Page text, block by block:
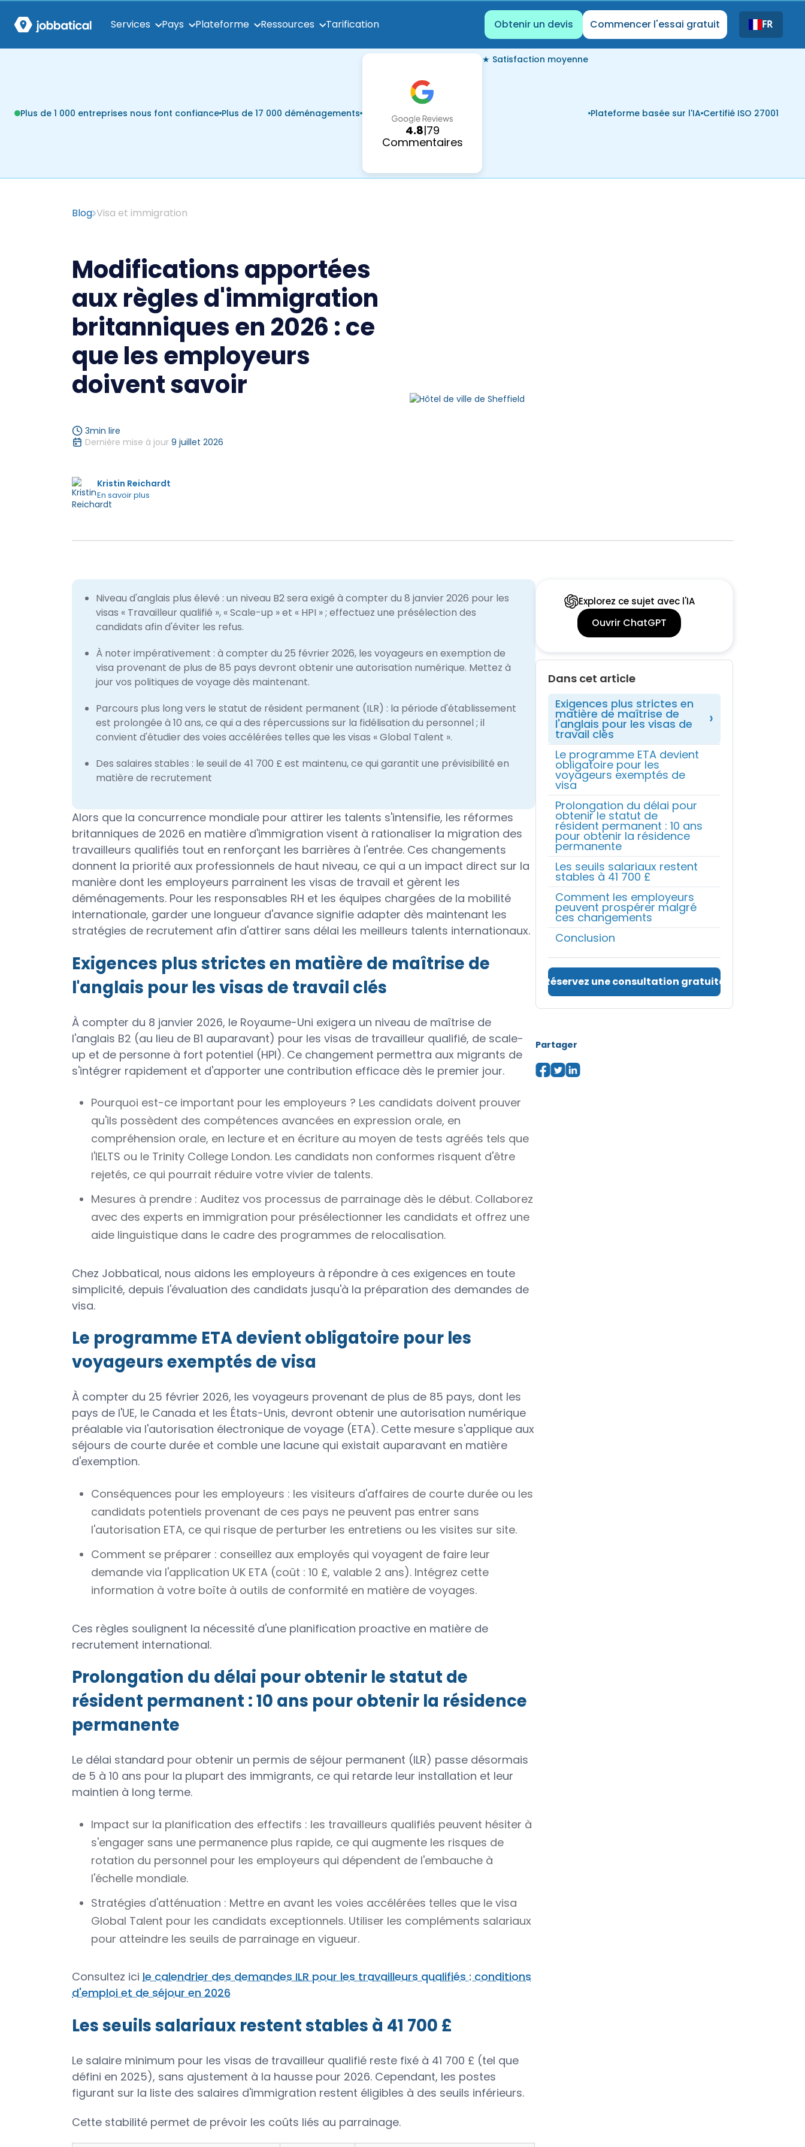
Services Pays Plateforme Ressources Tarification Obtenir un devis Commencer l'essai gratuit FR
Plus de 1 000 entreprises nous font confiance Plus de 17 000 déménagements
4.8|79
Commentaires
★ Satisfaction moyenne
Plateforme basée sur l'IA Certifié ISO 27001
Blog Visa et immigration
Modifications apportées
aux règles d'immigration
britanniques en 2026 : ce
que les employeurs
doivent savoir
3min lire
Dernière mise à jour 9 juillet 2026
Kristin Reichardt
En savoir plus
Niveau d'anglais plus élevé : un niveau B2 sera exigé à compter du 8 janvier 2026 pour les
visas « Travailleur qualifié », « Scale-up » et « HPI » ; effectuez une présélection des
candidats afin d'éviter les refus.
À noter impérativement : à compter du 25 février 2026, les voyageurs en exemption de
visa provenant de plus de 85 pays devront obtenir une autorisation numérique. Mettez à
jour vos politiques de voyage dès maintenant.
Parcours plus long vers le statut de résident permanent (ILR) : la période d'établissement
est prolongée à 10 ans, ce qui a des répercussions sur la fidélisation du personnel ; il
convient d'étudier des voies accélérées telles que les visas « Global Talent ».
Des salaires stables : le seuil de 41 700 £ est maintenu, ce qui garantit une prévisibilité en
matière de recrutement
Alors que la concurrence mondiale pour attirer les talents s'intensifie, les réformes
britanniques de 2026 en matière d'immigration visent à rationaliser la migration des
travailleurs qualifiés tout en renforçant les barrières à l'entrée. Ces changements
donnent la priorité aux professionnels de haut niveau, ce qui a un impact direct sur la
manière dont les employeurs parrainent les visas de travail et gèrent les
déménagements. Pour les responsables RH et les équipes chargées de la mobilité
internationale, garder une longueur d'avance signifie adapter dès maintenant les
stratégies de recrutement afin d'attirer sans délai les meilleurs talents internationaux.
Exigences plus strictes en matière de maîtrise de
l'anglais pour les visas de travail clés
À compter du 8 janvier 2026, le Royaume-Uni exigera un niveau de maîtrise de
l'anglais B2 (au lieu de B1 auparavant) pour les visas de travailleur qualifié, de scale-
up et de personne à fort potentiel (HPI). Ce changement permettra aux migrants de
s'intégrer rapidement et d'apporter une contribution efficace dès le premier jour.
Pourquoi est-ce important pour les employeurs ? Les candidats doivent prouver
qu'ils possèdent des compétences avancées en expression orale, en
compréhension orale, en lecture et en écriture au moyen de tests agréés tels que
l'IELTS ou le Trinity College London. Les candidats non conformes risquent d'être
rejetés, ce qui pourrait réduire votre vivier de talents.
Mesures à prendre : Auditez vos processus de parrainage dès le début. Collaborez
avec des experts en immigration pour présélectionner les candidats et offrez une
aide linguistique dans le cadre des programmes de relocalisation.
Chez Jobbatical, nous aidons les employeurs à répondre à ces exigences en toute
simplicité, depuis l'évaluation des candidats jusqu'à la préparation des demandes de
visa.
Le programme ETA devient obligatoire pour les
voyageurs exemptés de visa
À compter du 25 février 2026, les voyageurs provenant de plus de 85 pays, dont les
pays de l'UE, le Canada et les États-Unis, devront obtenir une autorisation numérique
préalable via l'autorisation électronique de voyage (ETA). Cette mesure s'applique aux
séjours de courte durée et comble une lacune qui existait auparavant en matière
d'exemption.
Conséquences pour les employeurs : les visiteurs d'affaires de courte durée ou les
candidats potentiels provenant de ces pays ne peuvent pas entrer sans
l'autorisation ETA, ce qui risque de perturber les entretiens ou les visites sur site.
Comment se préparer : conseillez aux employés qui voyagent de faire leur
demande via l'application UK ETA (coût : 10 £, valable 2 ans). Intégrez cette
information à votre boîte à outils de conformité en matière de voyages.
Ces règles soulignent la nécessité d'une planification proactive en matière de
recrutement international.
Prolongation du délai pour obtenir le statut de
résident permanent : 10 ans pour obtenir la résidence
permanente
Le délai standard pour obtenir un permis de séjour permanent (ILR) passe désormais
de 5 à 10 ans pour la plupart des immigrants, ce qui retarde leur installation et leur
maintien à long terme.
Impact sur la planification des effectifs : les travailleurs qualifiés peuvent hésiter à
s'engager sans une permanence plus rapide, ce qui augmente les risques de
rotation du personnel pour les employeurs qui dépendent de l'embauche à
l'échelle mondiale.
Stratégies d'atténuation : Mettre en avant les voies accélérées telles que le visa
Global Talent pour les candidats exceptionnels. Utiliser les compléments salariaux
pour atteindre les seuils de parrainage en vigueur.
Consultez icile calendrier des demandes ILR pour les travailleurs qualifiés : conditions
d'emploi et de séjour en 2026
Les seuils salariaux restent stables à 41 700 £
Le salaire minimum pour les visas de travailleur qualifié reste fixé à 41 700 £ (tel que
défini en 2025), sans ajustement à la hausse pour 2026. Cependant, les postes
figurant sur la liste des salaires d'immigration restent éligibles à des seuils inférieurs.
Cette stabilité permet de prévoir les coûts liés au parrainage.
Explorez ce sujet avec l'IA
Ouvrir ChatGPT
Dans cet article
Exigences plus strictes en
matière de maîtrise de
l'anglais pour les visas de
travail clés
Le programme ETA devient
obligatoire pour les
voyageurs exemptés de
visa
Prolongation du délai pour
obtenir le statut de
résident permanent : 10 ans
pour obtenir la résidence
permanente
Les seuils salariaux restent
stables à 41 700 £
Comment les employeurs
peuvent prospérer malgré
ces changements
Conclusion
Réservez une consultation gratuite
Partager